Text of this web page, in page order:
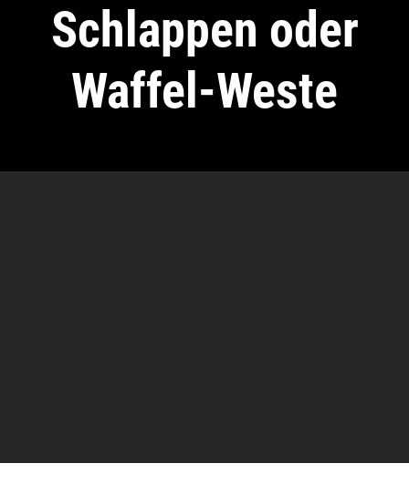
Schlappen oder
Waffel-Weste